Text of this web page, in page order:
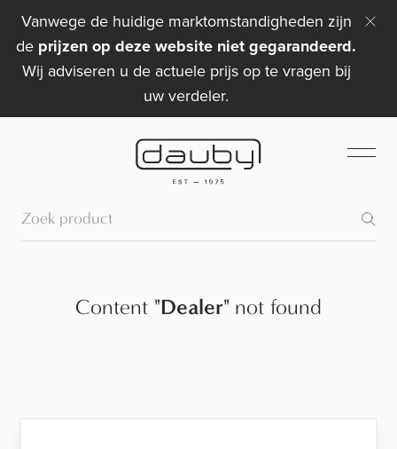
Vanwege de huidige marktomstandigheden zijn
de prijzen op deze website niet gegarandeerd.
Wij adviseren u de actuele prijs op te vragen bij
uw verdeler.
Content "Dealer" not found